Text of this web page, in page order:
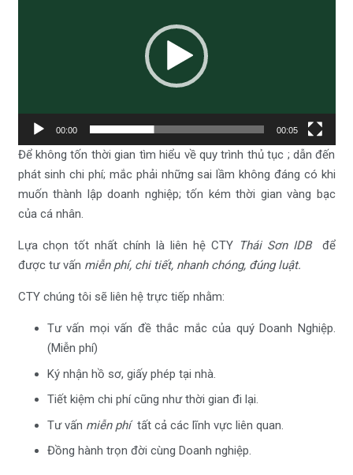
00:00 00:05
Để không tốn thời gian tìm hiểu về quy trình thủ tục ; dẫn đến
phát sinh chi phí; mắc phải những sai lầm không đáng có khi
muốn thành lập doanh nghiệp; tốn kém thời gian vàng bạc
của cá nhân.
Lựa chọn tốt nhất chính là liên hệ CTY Thái Sơn IDBđể
được tư vấn miễn phí, chi tiết, nhanh chóng, đúng luật.
CTY chúng tôi sẽ liên hệ trực tiếp nhằm:
Tư vấn mọi vấn đề thắc mắc của quý Doanh Nghiệp.
(Miễn phí)
Ký nhận hồ sơ, giấy phép tại nhà.
Tiết kiệm chi phí cũng như thời gian đi lại.
Tư vấn miễn phítất cả các lĩnh vực liên quan.
Đồng hành trọn đời cùng Doanh nghiệp.